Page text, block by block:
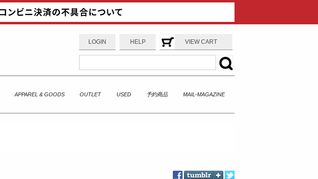
LOGIN HELP VIEW CART
APPAREL & GOODS OUTLET USED 予約商品 MAIL-MAGAZINE